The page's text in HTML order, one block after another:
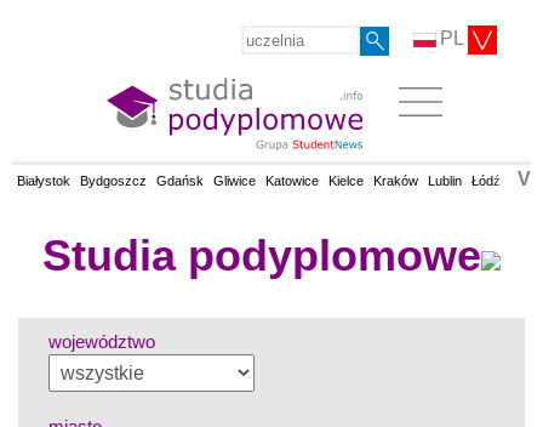
PL
Białystok Bydgoszcz Gdańsk Gliwice Katowice Kielce Kraków Lublin Łódź V
Studia podyplomowe
województwo